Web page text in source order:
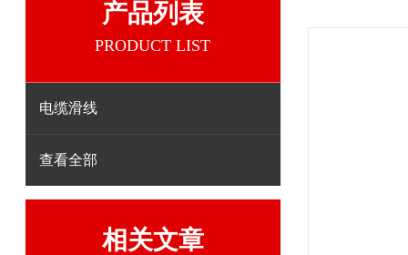
产品列表
PRODUCT LIST
电缆滑线
查看全部
相关文章